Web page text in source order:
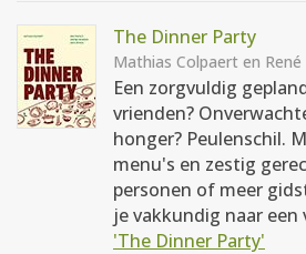
The Dinner Party
Mathias Colpaert en René
Een zorgvuldig
vrienden?
honger? Peulenschil.
menu's en zestig
personen of meer
je vakkundig naar een
'The Dinner Party'